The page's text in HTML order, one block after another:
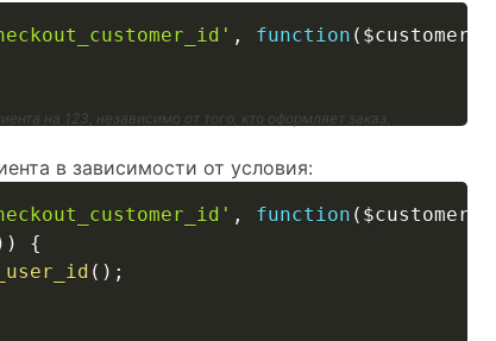
, function ( $customer_id
на 123, независимо от того, кто оформляет заказ.
в зависимости от условия:
, function ( $customer_id
)
{
( ) ;